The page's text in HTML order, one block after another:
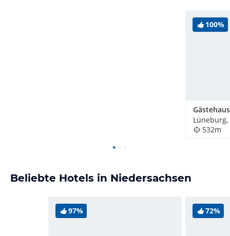
100%
532m
Beliebte Hotels in Niedersachsen
97% 72%